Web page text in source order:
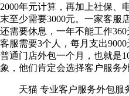
2000年元计算，再加上社保、
末至少需要3000元。一家客服
还需要休息，一年不能工作
客服需要3个人，每月支出
普通门店外包一个月，也就是
象，他们肯定会选择客户服务外
天猫 专业客户服务外包服